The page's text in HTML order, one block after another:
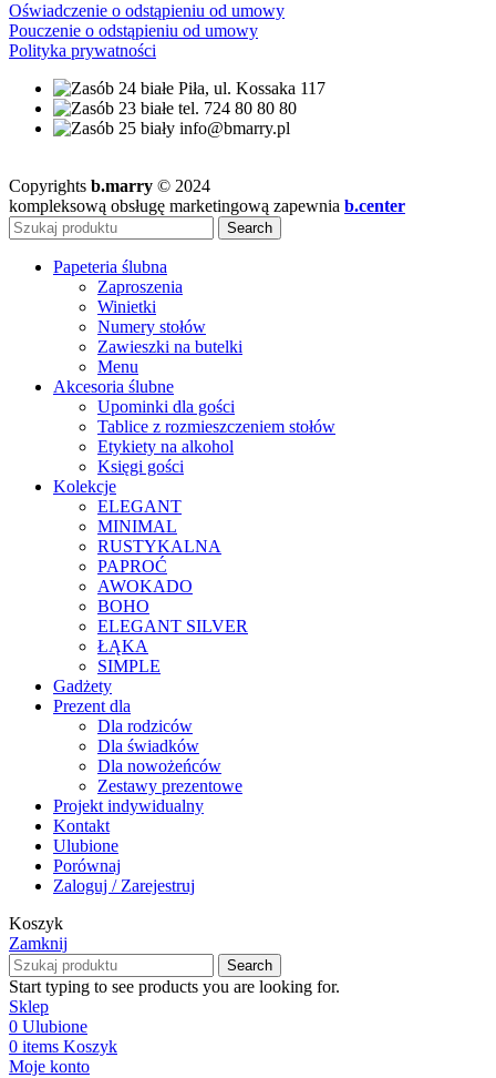
Oświadczenie o odstąpieniu od umowy
Pouczenie o odstąpieniu od umowy
Polityka prywatności
Piła, ul. Kossaka 117
tel. 724 80 80 80
info@bmarry.pl
Copyrights b.marry © 2024
kompleksową obsługę marketingową zapewnia b.center
Search
Papeteria ślubna
Zaproszenia
Winietki
Numery stołów
Zawieszki na butelki
Menu
Akcesoria ślubne
Upominki dla gości
Tablice z rozmieszczeniem stołów
Etykiety na alkohol
Księgi gości
Kolekcje
ELEGANT
MINIMAL
RUSTYKALNA
PAPROĆ
AWOKADO
BOHO
ELEGANT SILVER
ŁĄKA
SIMPLE
Gadżety
Prezent dla
Dla rodziców
Dla świadków
Dla nowożeńców
Zestawy prezentowe
Projekt indywidualny
Kontakt
Ulubione
Porównaj
Zaloguj / Zarejestruj
Koszyk
Zamknij
Search
Start typing to see products you are looking for.
Sklep
0 Ulubione
0 items Koszyk
Moje konto